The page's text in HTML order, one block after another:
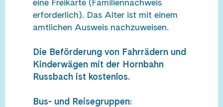
eine Freikarte (Familiennachweis
erforderlich). Das Alter ist mit einem
amtlichen Ausweis nachzuweisen.
Die Beförderung von Fahrrädern und
Kinderwägen mit der Hornbahn
Russbach ist kostenlos.
Bus- und Reisegruppen: